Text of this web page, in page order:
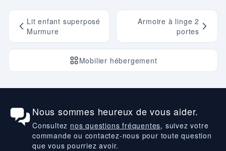
Lit enfant superposé
Murmure
Mobilier hébergement
Armoire à linge 2
portes
Nous sommes heureux de vous aider.
Consultez nos questions fréquentes, suivez votre
commande ou contactez-nous pour toute question
que vous pourriez avoir.